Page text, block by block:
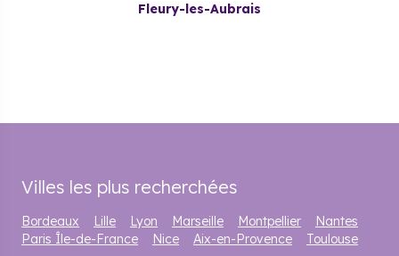
Fleury-les-Aubrais
Villes les plus recherchées
Bordeaux Lille Lyon Marseille Montpellier
Nantes
Paris Île-de-France
Nice Aix-en-Provence Toulouse